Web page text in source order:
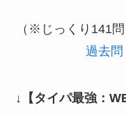
（※じっくり141
過去
↓ 【タイパ最強：